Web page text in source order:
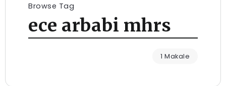
Browse Tag
ece arbabi mhrs
1 Makale